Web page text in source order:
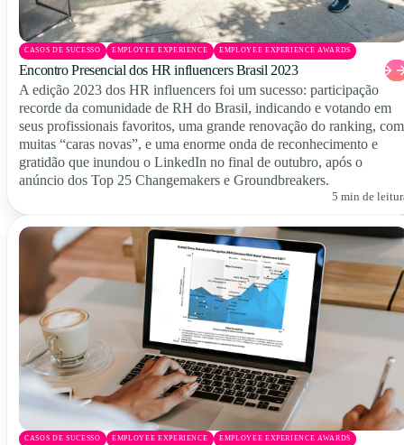
CASOS DE SUCESSO EMPLOYEE EXPERIENCE EMPLOYEE EXPERIENCE AWARDS
Encontro Presencial dos HR influencers Brasil 2023
A edição 2023 dos HR influencers foi um sucesso: participação
recorde da comunidade de RH do Brasil, indicando e votando em
seus profissionais favoritos, uma grande renovação do ranking, com
muitas “caras novas”, e uma enorme onda de reconhecimento e
gratidão que inundou o LinkedIn no final de outubro, após o
anúncio dos Top 25 Changemakers e Groundbreakers.
5 min de
CASOS DE SUCESSO EMPLOYEE EXPERIENCE EMPLOYEE EXPERIENCE AWARDS